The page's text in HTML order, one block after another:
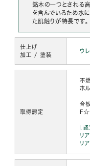
銘木の一つとされる
を含んでいるため水
た肌触りが特長です。
仕上げ
加工 / 塗装
ウ
取得認定
不
ホ
合
［
リ
リ